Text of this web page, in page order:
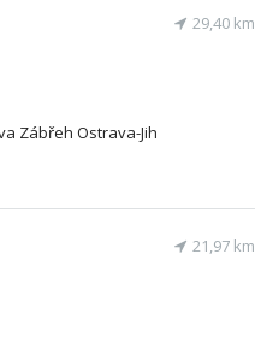
29,40 km
Zábřeh Ostrava-Jih
21,97 km